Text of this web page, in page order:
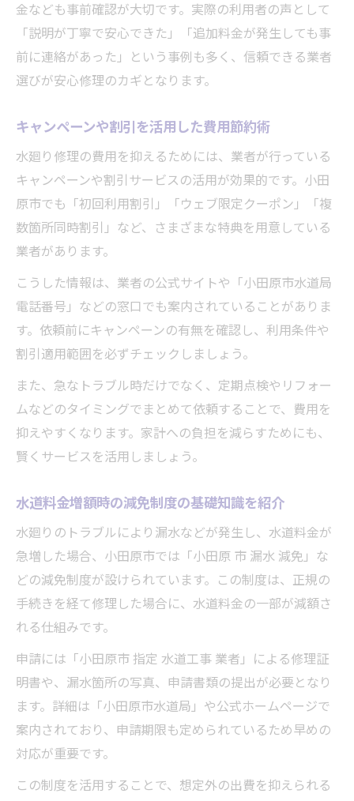
金なども事前確認が大切です。実際の利用者の声として
「説明が丁寧で安心できた」「追加料金が発生しても事
前に連絡があった」という事例も多く、信頼できる業者
選びが安心修理のカギとなります。
キャンペーンや割引を活用した費用節約術
水廻り修理の費用を抑えるためには、業者が行っている
キャンペーンや割引サービスの活用が効果的です。小田
原市でも「初回利用割引」「ウェブ限定クーポン」「複
数箇所同時割引」など、さまざまな特典を用意している
業者があります。
こうした情報は、業者の公式サイトや「小田原市水道局
電話番号」などの窓口でも案内されていることがありま
す。依頼前にキャンペーンの有無を確認し、利用条件や
割引適用範囲を必ずチェックしましょう。
また、急なトラブル時だけでなく、定期点検やリフォー
ムなどのタイミングでまとめて依頼することで、費用を
抑えやすくなります。家計への負担を減らすためにも、
賢くサービスを活用しましょう。
水道料金増額時の減免制度の基礎知識を紹介
水廻りのトラブルにより漏水などが発生し、水道料金が
急増した場合、小田原市では「小田原 市 漏水 減免」な
どの減免制度が設けられています。この制度は、正規の
手続きを経て修理した場合に、水道料金の一部が減額さ
れる仕組みです。
申請には「小田原市 指定 水道工事 業者」による修理証
明書や、漏水箇所の写真、申請書類の提出が必要となり
ます。詳細は「小田原市水道局」や公式ホームページで
案内されており、申請期限も定められているため早めの
対応が重要です。
この制度を活用することで、想定外の出費を抑えられる